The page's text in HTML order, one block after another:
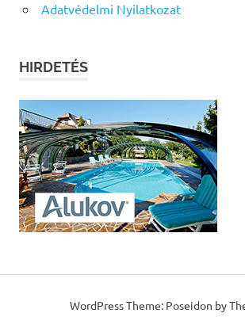
Adatvédelmi Nyilatkozat
HIRDETÉS
WordPress Theme: Poseidon by